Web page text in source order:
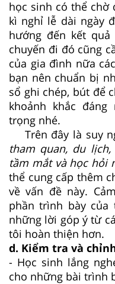
học sinh có thể chờ
kì nghỉ lễ dài ngày
hướng đến kết
chuyến đi đó cũng
của gia đình nữa
bạn nên chuẩn bị
sổ ghi chép, bút để
khoảnh khắc
trọng nhé.
Trên đây là suy
tham quan, du
tầm mắt và học hỏi
thể cung cấp thêm
về vấn đề này.
phần trình bày
những lời góp ý từ
tôi hoàn thiện hơn.
d. Kiểm tra và
- Học sinh lắng
cho những bài trình